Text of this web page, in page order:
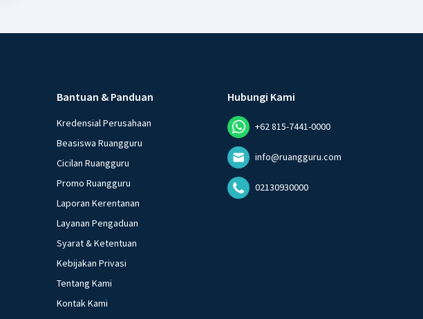
Bantuan & Panduan
Kredensial Perusahaan
Beasiswa Ruangguru
Cicilan Ruangguru
Promo Ruangguru
Laporan Kerentanan
Layanan Pengaduan
Syarat & Ketentuan
Kebijakan Privasi
Tentang Kami
Kontak Kami
Hubungi Kami
+62 815-7441-0000
info@ruangguru.com
02130930000